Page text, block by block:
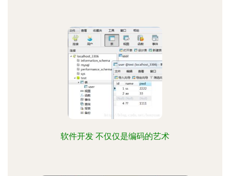
软件开发 不仅仅是编码的艺术